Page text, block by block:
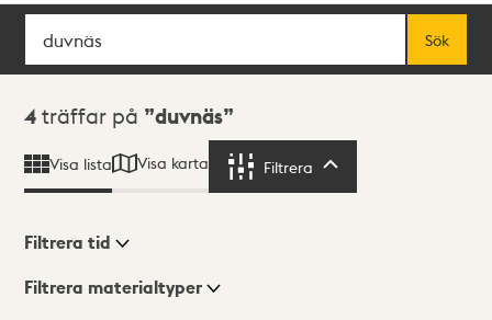
Sök
Sök
Sökresultat
4 träffar på duvnäs
Visa lista Visa karta Filtrera
Visningsläge
Filtrera tid
Filtrera materialtyper